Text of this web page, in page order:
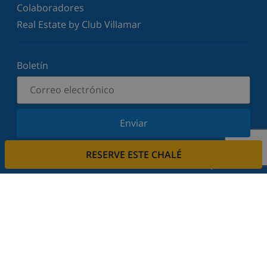
RESERVE ESTE CHALÉ
Colaboradores
Real Estate by Club Villamar
Boletín
Enviar
Suscríbase a nuestro boletín y manténgase
ofertas. Respetamos su privacidad.